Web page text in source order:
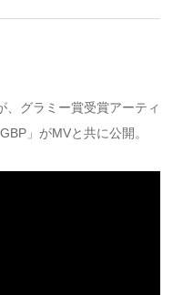
グラミー賞受賞アーティ
」がMVと共に公開。